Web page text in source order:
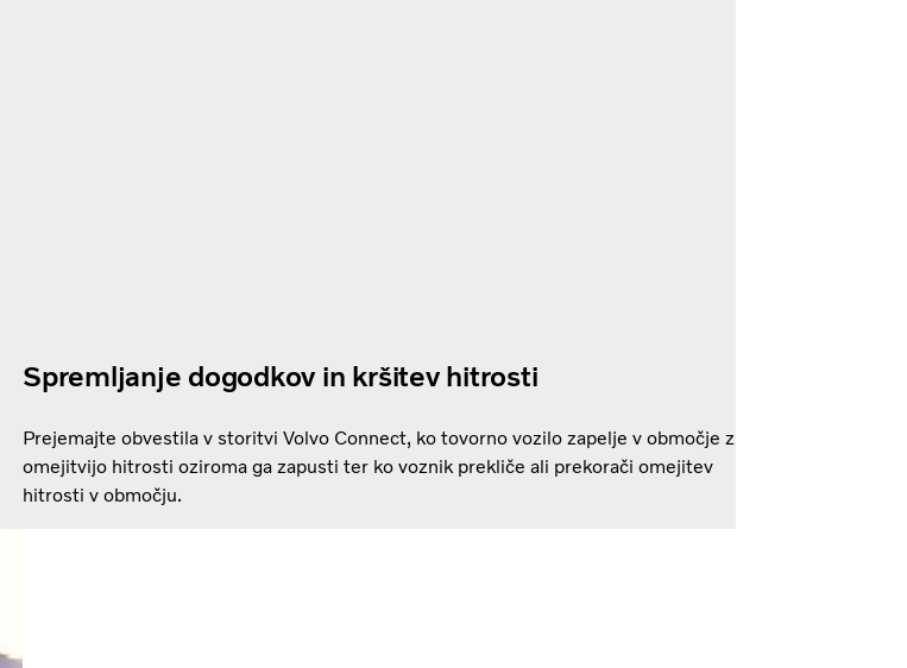
Spremljanje dogodkov in kršitev hitrosti
Prejemajte obvestila v storitvi Volvo Connect, ko tovorno vozilo zapelje v območje z
omejitvijo hitrosti oziroma ga zapusti ter ko voznik prekliče ali prekorači omejitev
hitrosti v območju.